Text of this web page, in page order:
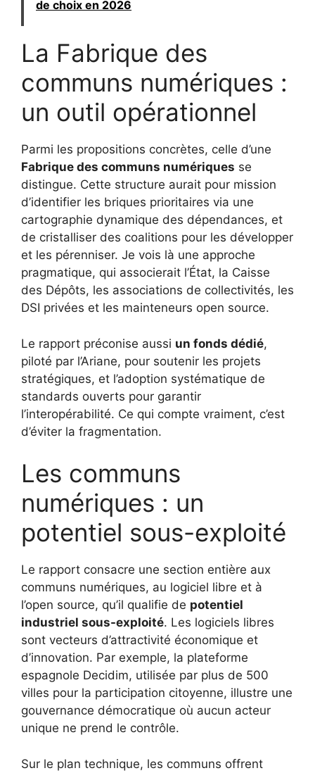
de choix en 2026
La Fabrique des
communs numériques :
un outil opérationnel
Parmi les propositions concrètes, celle d’une
Fabrique des communs numériques se
distingue. Cette structure aurait pour mission
d’identifier les briques prioritaires via une
cartographie dynamique des dépendances, et
de cristalliser des coalitions pour les développer
et les pérenniser. Je vois là une approche
pragmatique, qui associerait l’État, la Caisse
des Dépôts, les associations de collectivités, les
DSI privées et les mainteneurs open source.
Le rapport préconise aussi un fonds dédié,
piloté par l’Ariane, pour soutenir les projets
stratégiques, et l’adoption systématique de
standards ouverts pour garantir
l’interopérabilité. Ce qui compte vraiment, c’est
d’éviter la fragmentation.
Les communs
numériques : un
potentiel sous-exploité
Le rapport consacre une section entière aux
communs numériques, au logiciel libre et à
l’open source, qu’il qualifie de potentiel
industriel sous-exploité. Les logiciels libres
sont vecteurs d’attractivité économique et
d’innovation. Par exemple, la plateforme
espagnole Decidim, utilisée par plus de 500
villes pour la participation citoyenne, illustre une
gouvernance démocratique où aucun acteur
unique ne prend le contrôle.
Sur le plan technique, les communs offrent